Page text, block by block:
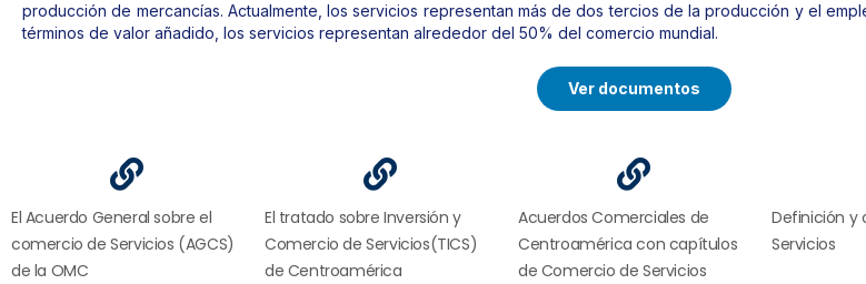
producción de mercancías. Actualmente, los servicios representan más de dos tercios de la producción y el
términos de valor añadido, los servicios representan alrededor del 50% del comercio mundial.
Ver documentos
El Acuerdo General sobre el
comercio de Servicios (AGCS)
de la OMC
El tratado sobre Inversión y
Comercio de Servicios(TICS)
de Centroamérica
Acuerdos Comerciales de
Centroamérica con capítulos
de Comercio de Servicios
Definición y
Servicios